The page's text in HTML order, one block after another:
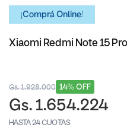
¡Comprá Online!
Xiaomi Redmi Note 15
14% OFF
Gs. 1.928.000
Gs. 1.654.224
HASTA 24 CUOTAS